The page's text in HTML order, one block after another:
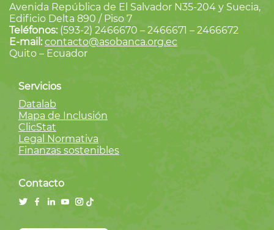
Avenida República de El Salvador N35-204 y Suecia,
Edificio Delta 890 / Piso 7
Teléfonos:(593-2) 2466670 – 2466671 – 2466672
E-mail: contacto@asobanca.org.ec
Quito – Ecuador
Servicios
Datalab
Mapa de Inclusión
ClicStat
Legal Normativa
Finanzas sostenibles
Contacto